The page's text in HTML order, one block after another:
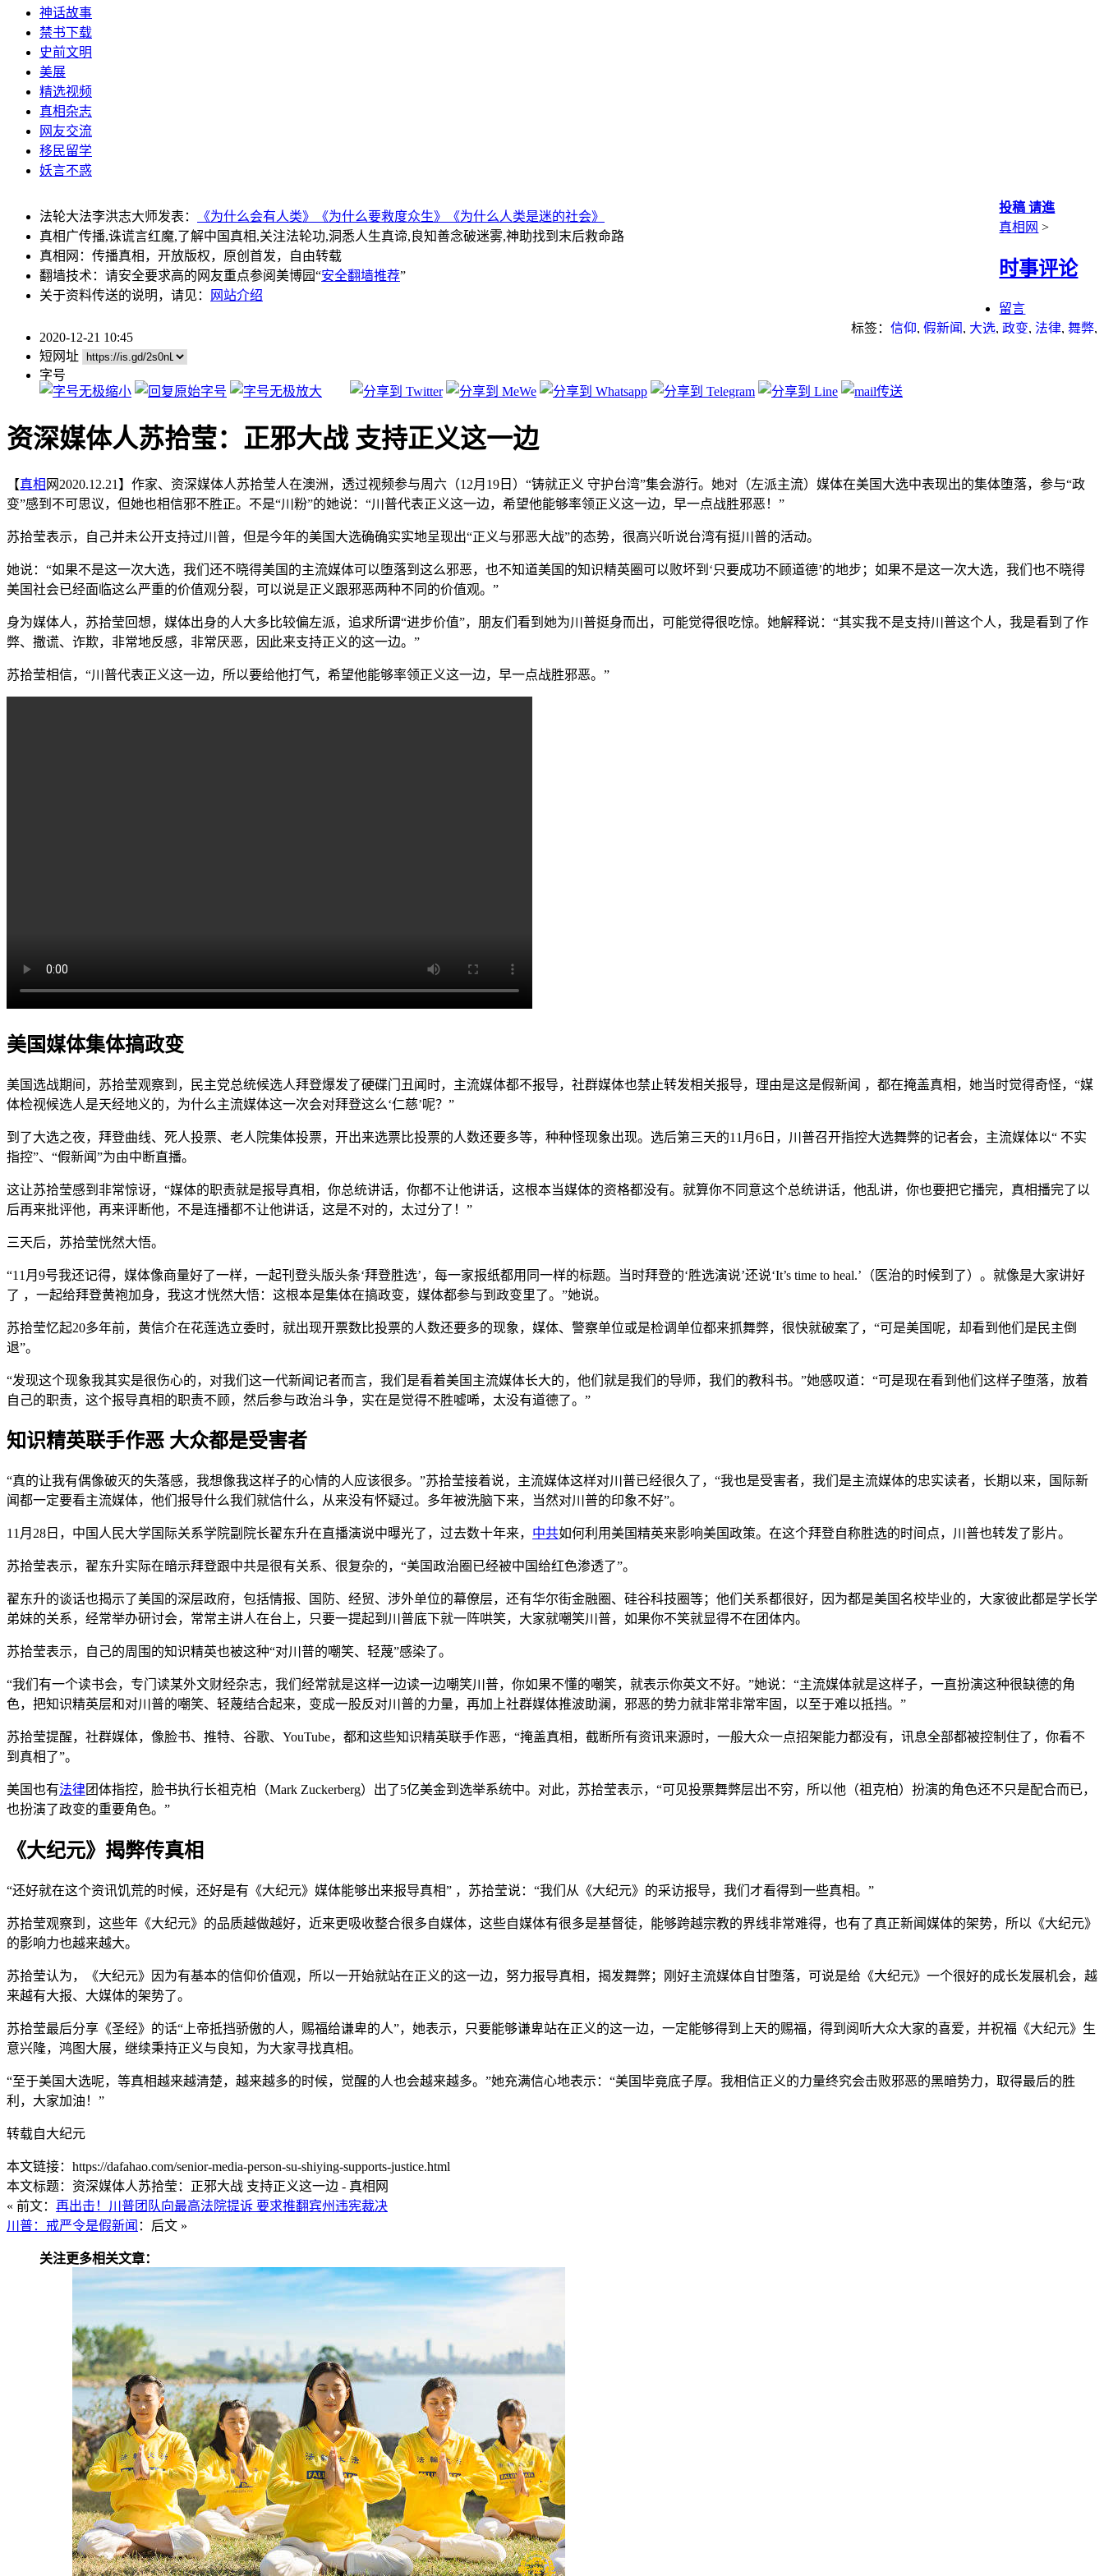
神话故事
禁书下载
史前文明
美展
精选视频
真相杂志
网友交流
移民留学
妖言不惑
法轮大法李洪志大师发表： 《为什么会有人类》 《为什么要救度众生》
《为什么人类是迷的社会》
真相广传播,诛谎言红魔,了解中国真相,关注法轮功,洞悉人生真谛,良知善念破迷雾,神助找到末后救命路
真相网：传播真相，开放版权，原创首发，自由转载
翻墙技术：请安全要求高的网友重点参阅美博园“安全翻墙推荐”
关于资料传送的说明，请见：
网站介绍
投稿 请進
真相网 >
时事评论
留言
标签： 信仰, 假新闻 , 大选, 政变, 法律, 舞弊,
2020-12-21 10:45
短网址
字号
资深媒体人苏拾莹：正邪大战 支持正义这一边
【真相 网2020.12.21】作家、资深媒体人苏拾莹人在澳洲，透过视频参与周六（12月19日）“铸就正义 守护台湾”集会游行。她对（左派主流）媒体在美国大选中表现出的集体堕落，参与“政
变”感到不可思议，但她也相信邪不胜正。不是“川粉”的她说：“川普代表正义这一边，希望他能够率领正义这一边，早一点战胜邪恶！”
苏拾莹表示，自己并未公开支持过川普，但是今年的美国大选确确实实地呈现出“正义与邪恶大战”的态势，很高兴听说台湾有挺川普的活动。
她说：“如果不是这一次大选，我们还不晓得美国的主流媒体可以堕落到这么邪恶，也不知道美国的知识精英圈可以败坏到‘只要成功不顾道德’的地步；如果不是这一次大选，我们也不晓得
美国社会已经面临这么严重的价值观分裂，可以说是正义跟邪恶两种不同的价值观。”
身为媒体人，苏拾莹回想，媒体出身的人大多比较偏左派，追求所谓“进步价值”，朋友们看到她为川普挺身而出，可能觉得很吃惊。她解释说：“其实我不是支持川普这个人，我是看到了作
弊、撒谎、诈欺，非常地反感，非常厌恶，因此来支持正义的这一边。”
苏拾莹相信，“川普代表正义这一边，所以要给他打气，希望他能够率领正义这一边，早一点战胜邪恶。”
美国媒体集体搞政变
美国选战期间，苏拾莹观察到，民主党总统候选人拜登爆发了硬碟门丑闻时，主流媒体都不报导，社群媒体也禁止转发相关报导，理由是这是假新闻 ，都在掩盖真相，她当时觉得奇怪，“媒
体检视候选人是天经地义的，为什么主流媒体这一次会对拜登这么‘仁慈’呢？”
到了大选之夜，拜登曲线、死人投票、老人院集体投票，开出来选票比投票的人数还要多等，种种怪现象出现。选后第三天的11月6日，川普召开指控大选舞弊的记者会，主流媒体以“ 不实
指控”、“假新闻”为由中断直播。
这让苏拾莹感到非常惊讶，“媒体的职责就是报导真相，你总统讲话，你都不让他讲话，这根本当媒体的资格都没有。就算你不同意这个总统讲话，他乱讲，你也要把它播完，真相播完了以
后再来批评他，再来评断他，不是连播都不让他讲话，这是不对的，太过分了！”
三天后，苏拾莹恍然大悟。
“11月9号我还记得，媒体像商量好了一样，一起刊登头版头条‘拜登胜选’，每一家报纸都用同一样的标题。当时拜登的‘胜选演说’还说‘It’s time to heal.’（医治的时候到了）。就像是大家讲好
了 ，一起给拜登黄袍加身，我这才恍然大悟：这根本是集体在搞政变，媒体都参与到政变里了。”她说。
苏拾莹忆起20多年前，黄信介在花莲选立委时，就出现开票数比投票的人数还要多的现象，媒体、警察单位或是检调单位都来抓舞弊，很快就破案了，“可是美国呢，却看到他们是民主倒
退”。
“发现这个现象我其实是很伤心的，对我们这一代新闻记者而言，我们是看着美国主流媒体长大的，他们就是我们的导师，我们的教科书。”她感叹道：“可是现在看到他们这样子堕落，放着
自己的职责，这个报导真相的职责不顾，然后参与政治斗争，实在是觉得不胜嘘唏，太没有道德了。”
知识精英联手作恶 大众都是受害者
“真的让我有偶像破灭的失落感，我想像我这样子的心情的人应该很多。”苏拾莹接着说，主流媒体这样对川普已经很久了，“我也是受害者，我们是主流媒体的忠实读者，长期以来，国际新
闻都一定要看主流媒体，他们报导什么我们就信什么，从来没有怀疑过。多年被洗脑下来，当然对川普的印象不好”。
11月28日，中国人民大学国际关系学院副院长翟东升在直播演说中曝光了，过去数十年来， 中共如何利用美国精英来影响美国政策。在这个拜登自称胜选的时间点，川普也转发了影片。
苏拾莹表示，翟东升实际在暗示拜登跟中共是很有关系、很复杂的，“美国政治圈已经被中国给红色渗透了”。
翟东升的谈话也揭示了美国的深层政府，包括情报、国防、经贸、涉外单位的幕僚层，还有华尔街金融圈、硅谷科技圈等；他们关系都很好，因为都是美国名校毕业的，大家彼此都是学长学
弟妹的关系，经常举办研讨会，常常主讲人在台上，只要一提起到川普底下就一阵哄笑，大家就嘲笑川普，如果你不笑就显得不在团体内。
苏拾莹表示，自己的周围的知识精英也被这种“对川普的嘲笑、轻蔑”感染了。
“我们有一个读书会，专门读某外文财经杂志，我们经常就是这样一边读一边嘲笑川普，你如果不懂的嘲笑，就表示你英文不好。”她说：“主流媒体就是这样子，一直扮演这种很缺德的角
色，把知识精英层和对川普的嘲笑、轻蔑结合起来，变成一股反对川普的力量，再加上社群媒体推波助澜，邪恶的势力就非常非常牢固，以至于难以抵挡。”
苏拾莹提醒，社群媒体，像脸书、推特、谷歌、YouTube，都和这些知识精英联手作恶，“掩盖真相，截断所有资讯来源时，一般大众一点招架能力都没有，讯息全部都被控制住了，你看不
到真相了”。
美国也有法律团体指控，脸书执行长祖克柏（Mark Zuckerberg）出了5亿美金到选举系统中。对此，苏拾莹表示，“可见投票舞弊层出不穷，所以他（祖克柏）扮演的角色还不只是配合而已，
也扮演了政变的重要角色。”
《大纪元》揭弊传真相
“还好就在这个资讯饥荒的时候，还好是有《大纪元》媒体能够出来报导真相” ，苏拾莹说：“我们从《大纪元》的采访报导，我们才看得到一些真相。”
苏拾莹观察到，这些年《大纪元》的品质越做越好，近来更吸收整合很多自媒体，这些自媒体有很多是基督徒，能够跨越宗教的界线非常难得，也有了真正新闻媒体的架势，所以《大纪元》
的影响力也越来越大。
苏拾莹认为，《大纪元》因为有基本的信仰价值观，所以一开始就站在正义的这一边，努力报导真相，揭发舞弊；刚好主流媒体自甘堕落，可说是给《大纪元》一个很好的成长发展机会，越
来越有大报、大媒体的架势了。
苏拾莹最后分享《圣经》的话“上帝抵挡骄傲的人，赐福给谦卑的人”，她表示，只要能够谦卑站在正义的这一边，一定能够得到上天的赐福，得到阅听大众大家的喜爱，并祝福《大纪元》生
意兴隆，鸿图大展，继续秉持正义与良知，为大家寻找真相。
“至于美国大选呢，等真相越来越清楚，越来越多的时候，觉醒的人也会越来越多。”她充满信心地表示：“美国毕竟底子厚。我相信正义的力量终究会击败邪恶的黑暗势力，取得最后的胜
利，大家加油！”
转载自大纪元
本文链接：https://dafahao.com/senior-media-person-su-shiying-supports-justice.html
本文标题：资深媒体人苏拾莹：正邪大战 支持正义这一边 - 真相网
« 前文： 再出击！川普团队向最高法院提诉 要求推翻宾州违宪裁决
川普：戒严令是假新闻 ：后文 »
关注更多相关文章：